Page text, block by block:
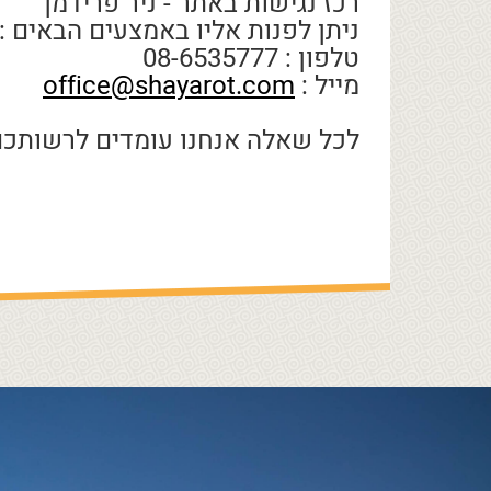
ניתן לפנות אליו באמצעים הבאים :
טלפון : 08-6535777
מייל : office@shayarot.com
לכל שאלה אנחנו עומדים